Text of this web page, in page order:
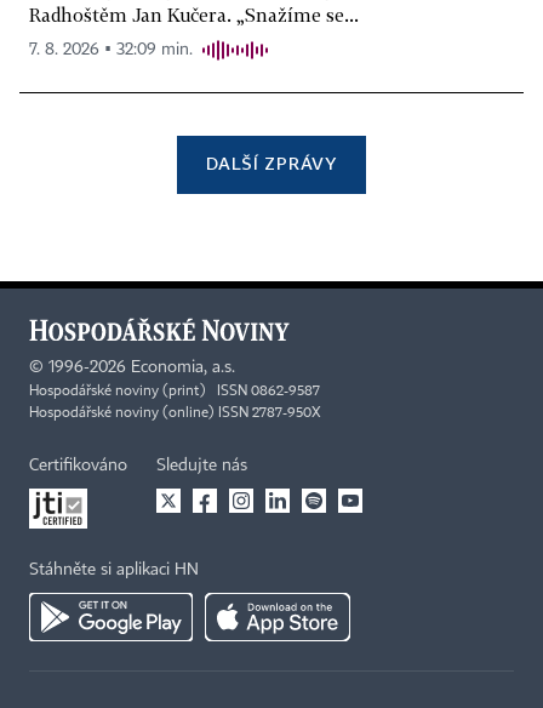
Radhoštěm Jan Kučera. „Snažíme se...
7. 8. 2026 ▪ 32:09 min.
DALŠÍ ZPRÁVY
© 1996-2026 Economia, a.s.
Hospodářské noviny (print) ISSN 0862-9587
Hospodářské noviny (online) ISSN 2787-950X
Certifikováno Sledujte nás
Stáhněte si aplikaci HN